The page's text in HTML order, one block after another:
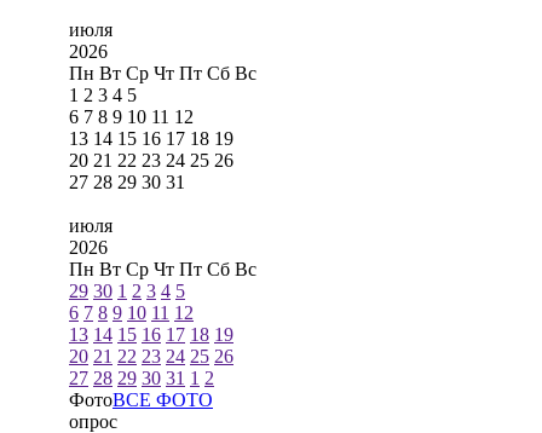
июля
2026
Пн Вт Ср Чт Пт Сб Вс
1 2 3 4 5
6 7 8 9 10 11 12
13 14 15 16 17 18 19
20 21 22 23 24 25 26
27 28 29 30 31
июля
2026
Пн Вт Ср Чт Пт Сб Вс
29 30 1 2 3 4 5
6 7 8 9 10 11 12
13 14 15 16 17 18 19
20 21 22 23 24 25 26
27 28 29 30 31 1 2
ФотоВСЕ ФОТО
опрос